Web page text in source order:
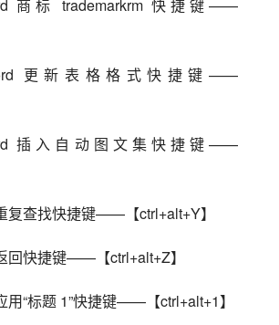
重复查找快捷键——【ctrl+alt+Y】
返回快捷键——【ctrl+alt+Z】
应用“标题 1”快捷键——【ctrl+alt+1】